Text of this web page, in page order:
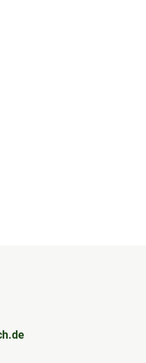
zum Warenkorb hinzufügen